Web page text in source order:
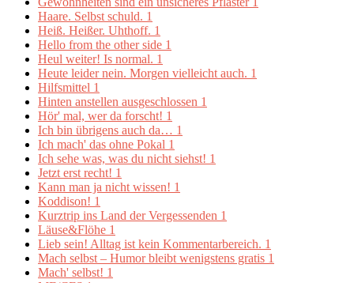
Haare. Selbst schuld. 1
Heiß. Heißer. Uhthoff. 1
Hello from the other side 1
Heul weiter! Is normal. 1
Heute leider nein. Morgen vielleicht auch. 1
Hilfsmittel 1
Hinten anstellen ausgeschlossen 1
Hör' mal, wer da forscht! 1
Ich bin übrigens auch da… 1
Ich mach' das ohne Pokal 1
Ich sehe was, was du nicht siehst! 1
Jetzt erst recht! 1
Kann man ja nicht wissen! 1
Koddison! 1
Kurztrip ins Land der Vergessenden 1
Läuse&Flöhe 1
Lieb sein! Alltag ist kein Kommentarbereich. 1
Mach selbst – Humor bleibt wenigstens gratis 1
Mach' selbst! 1